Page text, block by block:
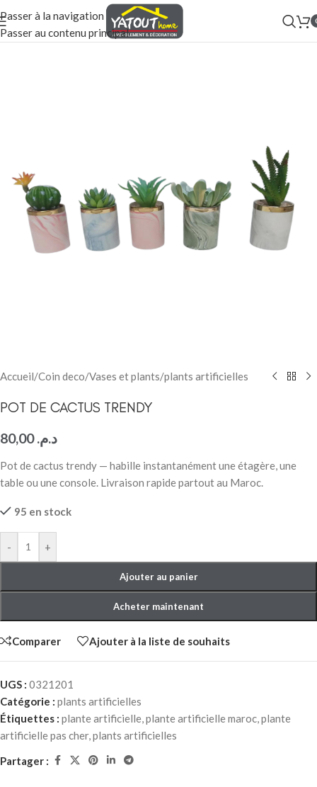
Passer à la navigation
Passer au contenu principal
Accueil/Coin deco/Vases et plants/plants artificielles
POT DE CACTUS TRENDY
د.م.80,00
Pot de cactus trendy — habille instantanément une étagère, une
table ou une console. Livraison rapide partout au Maroc.
95 en stock
- +
Ajouter au panier
Acheter maintenant
Comparer Ajouter à la liste de souhaits
UGS : 0321201
Catégorie : plants artificielles
Étiquettes : plante artificielle,plante artificielle maroc,plante
artificielle pas cher,plants artificielles
Partager :